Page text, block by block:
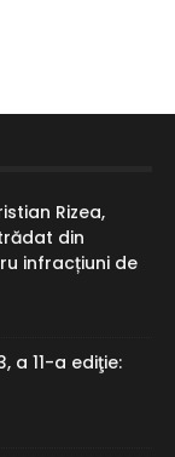
Rizea,
din
infracțiuni de
a 11-a ediţie: